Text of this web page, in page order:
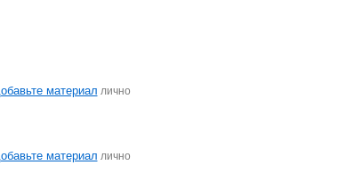
материал лично
материал лично